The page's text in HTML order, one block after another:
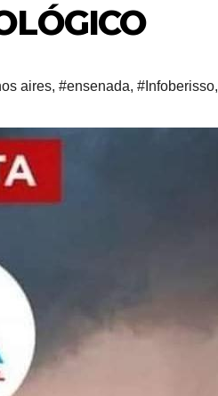
aires, #ensenada, #Infoberisso,